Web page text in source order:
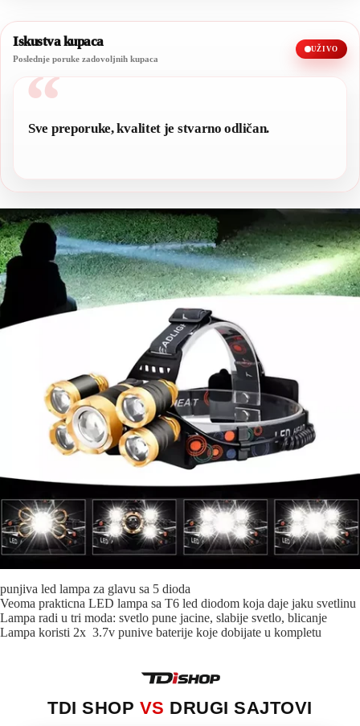
Iskustva kupaca
Poslednje poruke zadovoljnih kupaca
UŽIVO
“
Sve preporuke, kvalitet je stvarno odličan.
punjiva led lampa za glavu sa 5 dioda
Veoma prakticna LED lampa sa T6 led diodom koja daje jaku svetlinu
Lampa radi u tri moda: svetlo pune jacine, slabije svetlo, blicanje
Lampa koristi 2x 3.7v punive baterije koje dobijate u kompletu
TDI SHOP VS DRUGI SAJTOVI